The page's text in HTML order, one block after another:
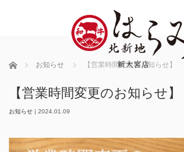
ホーム お知らせ 【営業時間変更のお知らせ】
【営業時間変更のお知らせ】
お知らせ | 2024.01.09